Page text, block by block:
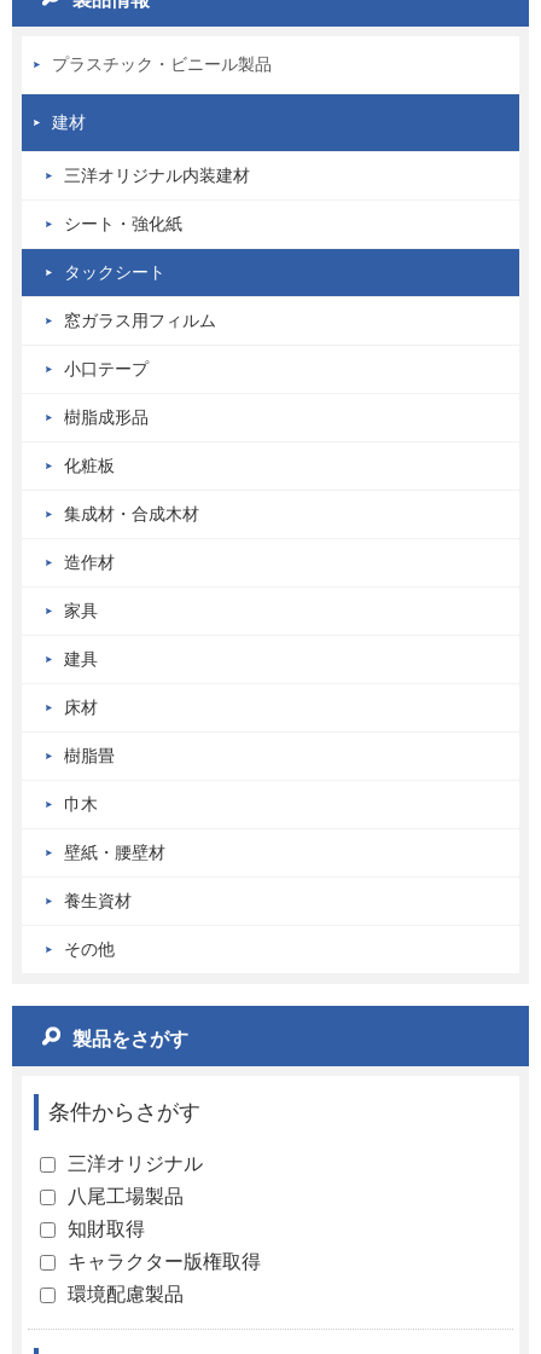
プラスチック・ビニール製品
建材
三洋オリジナル内装建材
シート・強化紙
タックシート
窓ガラス用フィルム
小口テープ
樹脂成形品
化粧板
集成材・合成木材
造作材
家具
建具
床材
樹脂畳
巾木
壁紙・腰壁材
養生資材
その他
製品をさがす
条件からさがす
三洋オリジナル
八尾工場製品
知財取得
キャラクター版権取得
環境配慮製品